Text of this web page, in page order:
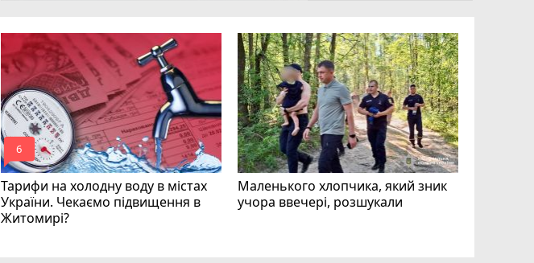
Тарифи на холодну воду в містах
України. Чекаємо підвищення в
Житомирі?
mode_comment
6
Маленького хлопчика, який зник
учора ввечері, розшукали